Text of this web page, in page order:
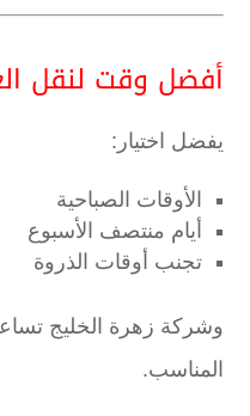
أفضل وقت لنقل
يفضل اختيار:
الأوقات الصباحية
أيام منتصف الأسبوع
تجنب أوقات الذروة
وشركة زهرة الخليج
المناسب.